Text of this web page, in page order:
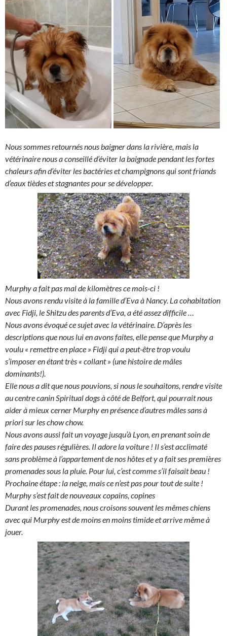
Nous sommes retournés nous baigner dans la rivière, mais la
vétérinaire nous a conseillé d’éviter la baignade pendant les fortes
chaleurs afin d’éviter les bactéries et champignons qui sont friands
d’eaux tièdes et stagnantes pour se développer.
Murphy a fait pas mal de kilomètres ce mois-ci !
Nous avons rendu visite à la famille d’Eva à Nancy. La cohabitation
avec Fidji, le Shitzu des parents d’Eva, a été assez difficile …
Nous avons évoqué ce sujet avec la vétérinaire. D’après les
descriptions que nous lui en avons faites, elle pense que Murphy a
voulu « remettre en place » Fidji qui a peut-être trop voulu
s’imposer en étant très « collant » (une histoire de mâles
dominants!).
Elle nous a dit que nous pouvions, si nous le souhaitons, rendre visite
au centre canin Spiritual dogs à côté de Belfort, qui pourrait nous
aider à mieux cerner Murphy en présence d’autres mâles sans à
priori sur les chow chow.
Nous avons aussi fait un voyage jusqu’à Lyon, en prenant soin de
faire des pauses régulières. Il adore la voiture ! Il s’est acclimaté
sans problème à l’appartement de nos hôtes et y a fait ses premières
promenades sous la pluie. Pour lui, c’est comme s’il faisait beau !
Prochaine étape : la neige, mais ce n’est pas pour tout de suite !
Murphy s’est fait de nouveaux copains, copines
Durant les promenades, nous croisons souvent les mêmes chiens
avec qui Murphy est de moins en moins timide et arrive même à
jouer.